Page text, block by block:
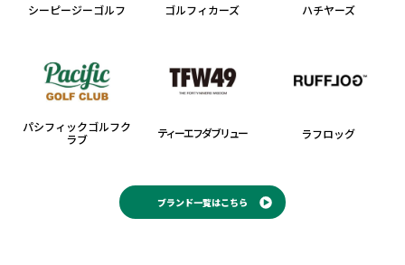
シーピージーゴルフ ゴルフィカーズ ハチヤーズ
パシフィックゴルフク
ラブ
ティーエフダブリュー ラフロッグ
ブランド一覧はこちら